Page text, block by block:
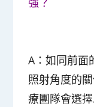
A：如同前面
照射角度的
療團隊會選